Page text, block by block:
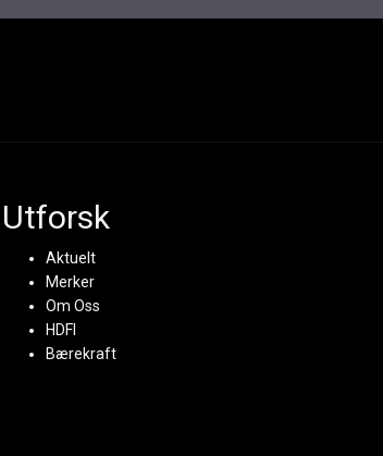
Utforsk
Aktuelt
Merker
Om Oss
HDFI
Bærekraft